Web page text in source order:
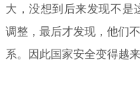
大，没想到后来发现不是
调整，最后才发现，他们
系。因此国家安全变得越来